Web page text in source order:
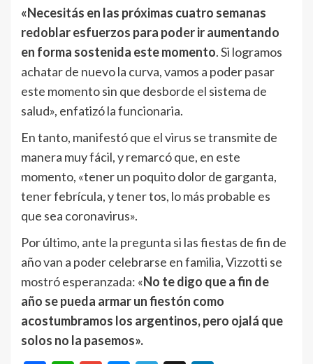
«Necesitás en las próximas cuatro semanas
redoblar esfuerzos para poder ir aumentando
en forma sostenida este momento. Si logramos
achatar de nuevo la curva, vamos a poder pasar
este momento sin que desborde el sistema de
salud», enfatizó la funcionaria.
En tanto, manifestó que el virus se transmite de
manera muy fácil, y remarcó que, en este
momento, «tener un poquito dolor de garganta,
tener febrícula, y tener tos, lo más probable es
que sea coronavirus».
Por último, ante la pregunta si las fiestas de fin de
año van a poder celebrarse en familia, Vizzotti se
mostró esperanzada: «No te digo que a fin de
año se pueda armar un fiestón como
acostumbramos los argentinos, pero ojalá que
solos no la pasemos».